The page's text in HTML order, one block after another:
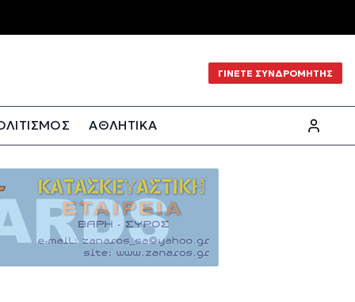
ΓΙΝΕΤΕ ΣΥΝΔΡΟΜΗΤΗΣ
ΑΘΛΗΤΙΚΑ